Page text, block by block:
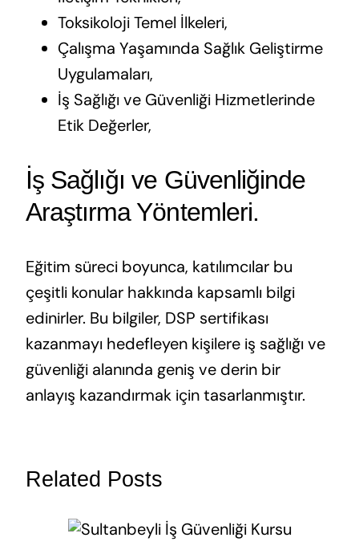
Toksikoloji Temel İlkeleri,
Çalışma Yaşamında Sağlık Geliştirme
Uygulamaları,
İş Sağlığı ve Güvenliği Hizmetlerinde
Etik Değerler,
İş Sağlığı ve Güvenliğinde
Araştırma Yöntemleri.
Eğitim süreci boyunca, katılımcılar bu
çeşitli konular hakkında kapsamlı bilgi
edinirler. Bu bilgiler, DSP sertifikası
kazanmayı hedefleyen kişilere iş sağlığı ve
güvenliği alanında geniş ve derin bir
anlayış kazandırmak için tasarlanmıştır.
Related Posts